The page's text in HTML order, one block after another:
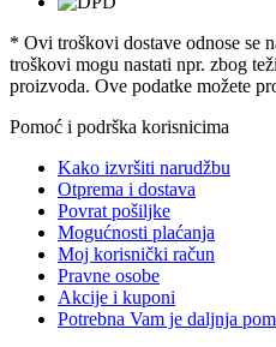
* Ovi troškovi dostave odnose se
troškovi mogu nastati npr. zbog
proizvoda. Ove podatke možete
Pomoć i podrška korisnicima
Kako izvršiti narudžbu
Otprema i dostava
Povrat pošiljke
Mogućnosti plaćanja
Moj korisnički račun
Pravne osobe
Akcije i kuponi
Potrebna Vam je daljnja